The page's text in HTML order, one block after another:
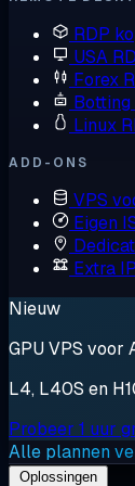
RDP
USA
Forex
Botting
Linux
ADD-ONS
VPS
Eigen
Extra
Nieuw
GPU VPS voor
L4, L40S en
Probeer 1 uur
Alle plannen